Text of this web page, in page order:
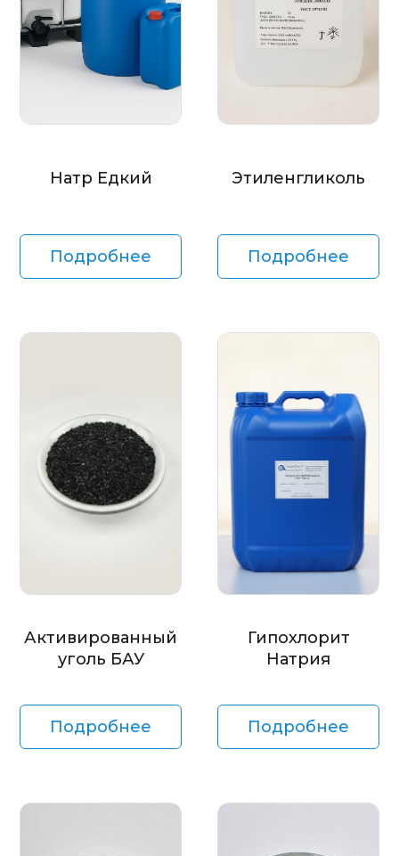
Натр Едкий
Подробнее
Этиленгликоль
Подробнее
Активированный
уголь БАУ
Подробнее
Гипохлорит
Натрия
Подробнее